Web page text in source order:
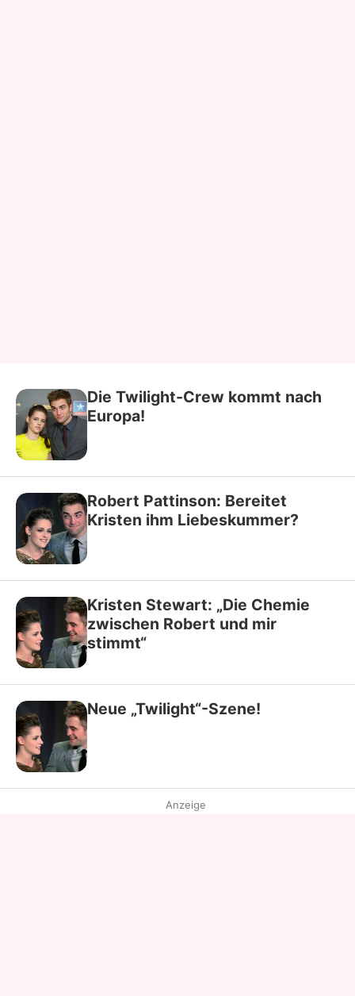
Die Twilight-Crew kommt nach
Europa!
Robert Pattinson: Bereitet
Kristen ihm Liebeskummer?
Kristen Stewart: „Die Chemie
zwischen Robert und mir
stimmt“
Neue „Twilight“-Szene!
Anzeige